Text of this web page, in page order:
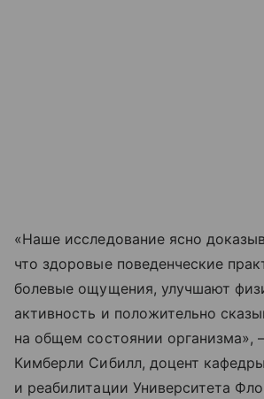
«Наше исследование ясно
что здоровые поведенческие
болевые ощущения, улучшают
активность и положительно
на общем состоянии организма»,
Кимберли Сибилл, доцент
и реабилитации Университета